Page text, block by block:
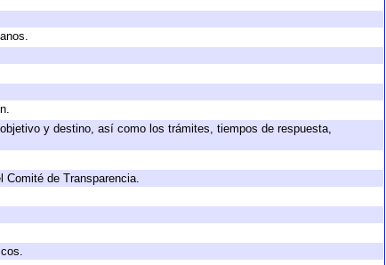
y destino, así como los trámites, tiempos de respuesta,
Comité de Transparencia.